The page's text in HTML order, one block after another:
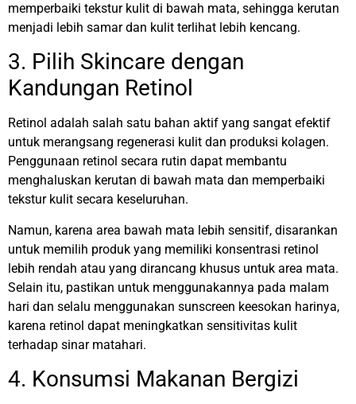
memperbaiki tekstur kulit di bawah mata, sehingga kerutan
menjadi lebih samar dan kulit terlihat lebih kencang.
3. Pilih Skincare dengan
Kandungan Retinol
Retinol adalah salah satu bahan aktif yang sangat efektif
untuk merangsang regenerasi kulit dan produksi kolagen.
Penggunaan retinol secara rutin dapat membantu
menghaluskan kerutan di bawah mata dan memperbaiki
tekstur kulit secara keseluruhan.
Namun, karena area bawah mata lebih sensitif, disarankan
untuk memilih produk yang memiliki konsentrasi retinol
lebih rendah atau yang dirancang khusus untuk area mata.
Selain itu, pastikan untuk menggunakannya pada malam
hari dan selalu menggunakan sunscreen keesokan harinya,
karena retinol dapat meningkatkan sensitivitas kulit
terhadap sinar matahari.
4. Konsumsi Makanan Bergizi